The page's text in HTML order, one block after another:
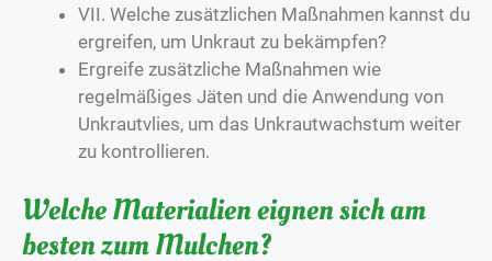
VII. Welche zusätzlichen Maßnahmen kannst du
ergreifen, um Unkraut zu bekämpfen?
Ergreife zusätzliche Maßnahmen wie
regelmäßiges Jäten und die Anwendung von
Unkrautvlies, um das Unkrautwachstum weiter
zu kontrollieren.
Welche Materialien eignen sich am
besten zum Mulchen?